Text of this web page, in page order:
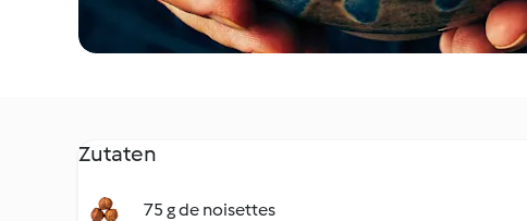
Zutaten
75 g de noisettes